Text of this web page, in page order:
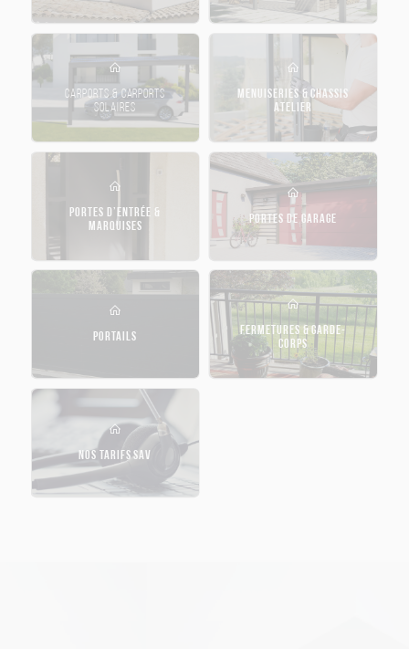
CARPORTS & CARPORTS
SOLAIRES
MENUISERIES & CHASSIS
ATELIER
PORTES D’ENTRÉE &
MARQUISES
PORTES DE GARAGE
PORTAILS
FERMETURES & GARDE-
CORPS
NOS TARIFS SAV